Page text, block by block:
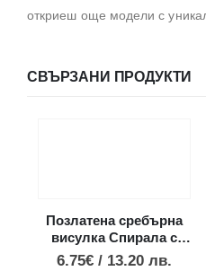
откриеш още модели с
СВЪРЗАНИ ПРОДУКТИ
Позлатена сребърна
висулка Спирала с
опал, малък размер
6.75€ / 13.20 лв.